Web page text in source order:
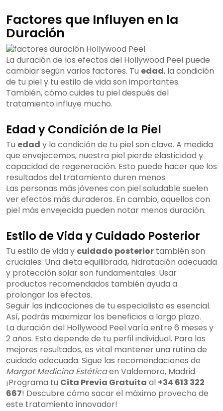
Factores que Influyen en la
Duración
La duración de los efectos del Hollywood Peel puede
cambiar según varios factores. Tu edad, la condición
de tu piel y tu estilo de vida son importantes.
También, cómo cuides tu piel después del
tratamiento influye mucho.
Edad y Condición de la Piel
Tu edad y la condición de tu piel son clave. A medida
que envejecemos, nuestra piel pierde elasticidad y
capacidad de regeneración. Esto puede hacer que los
resultados del tratamiento duren menos.
Las personas más jóvenes con piel saludable suelen
ver efectos más duraderos. En cambio, aquellos con
piel más envejecida pueden notar menos duración.
Estilo de Vida y Cuidado Posterior
Tu estilo de vida y cuidado posterior también son
cruciales. Una dieta equilibrada, hidratación adecuada
y protección solar son fundamentales. Usar
productos recomendados también ayuda a
prolongar los efectos.
Seguir las indicaciones de tu especialista es esencial.
Así, podrás maximizar los beneficios a largo plazo.
La duración del Hollywood Peel varía entre 6 meses y
2 años. Esto depende de tu perfil individual. Para los
mejores resultados, es vital mantener una rutina de
cuidado adecuada. Sigue las recomendaciones de
Margot Medicina Estéticaen Valdemoro, Madrid.
¡Programa tu Cita Previa Gratuita al +34 613 322
667! Descubre cómo sacar el máximo provecho de
este tratamiento innovador!